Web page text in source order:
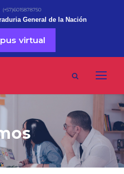
(+57)6015878750
General de la Nación
virtual